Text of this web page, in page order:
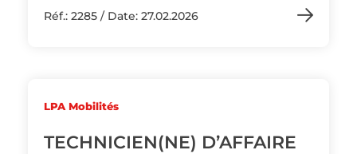
Réf.: 2285 / Date: 27.02.2026
LPA Mobilités
TECHNICIEN(NE) D’AFFAIRE